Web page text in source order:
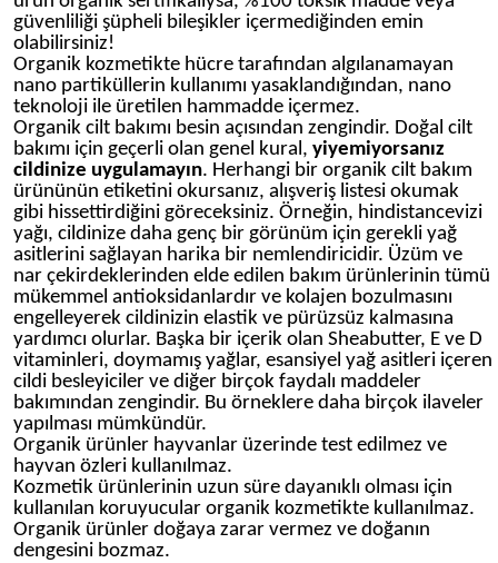
güvenliliği şüpheli bileşikler içermediğinden emin
olabilirsiniz!
Organik kozmetikte hücre tarafından algılanamayan
nano partiküllerin kullanımı yasaklandığından, nano
teknoloji ile üretilen hammadde içermez.
Organik cilt bakımı besin açısından zengindir. Doğal cilt
bakımı için geçerli olan genel kural,yiyemiyorsanız
cildinize uygulamayın. Herhangi bir organik cilt bakım
ürününün etiketini okursanız, alışveriş listesi okumak
gibi hissettirdiğini göreceksiniz. Örneğin, hindistancevizi
yağı, cildinize daha genç bir görünüm için gerekli yağ
asitlerini sağlayan harika bir nemlendiricidir. Üzüm ve
nar çekirdeklerinden elde edilen bakım ürünlerinin tümü
mükemmel antioksidanlardır ve kolajen bozulmasını
engelleyerek cildinizin elastik ve pürüzsüz kalmasına
yardımcı olurlar. Başka bir içerik olan Sheabutter, E ve D
vitaminleri, doymamış yağlar, esansiyel yağ asitleri içeren
cildi besleyiciler ve diğer birçok faydalı maddeler
bakımından zengindir. Bu örneklere daha birçok ilaveler
yapılması mümkündür.
Organik ürünler hayvanlar üzerinde test edilmez ve
hayvan özleri kullanılmaz.
Kozmetik ürünlerinin uzun süre dayanıklı olması için
kullanılan koruyucular organik kozmetikte kullanılmaz.
Organik ürünler doğaya zarar vermez ve doğanın
dengesini bozmaz.